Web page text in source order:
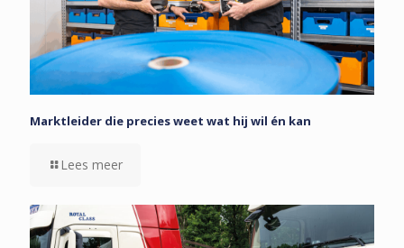
Marktleider die precies weet wat hij wil én kan
Lees meer